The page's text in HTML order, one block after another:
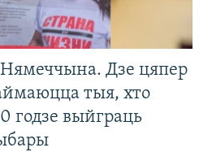
Дзе цяпер
тыя, хто
годзе выйграць